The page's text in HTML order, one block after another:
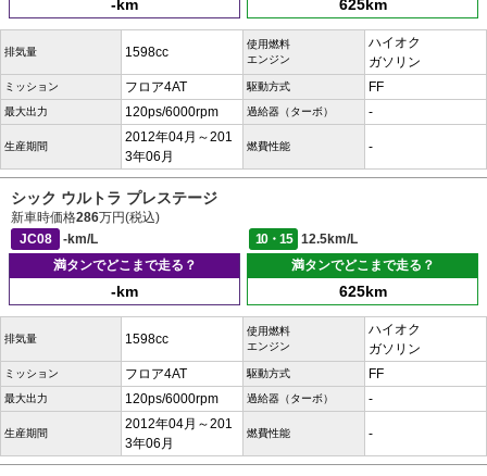
-km 625km
排気量 1598cc
使用燃料
エンジン
ハイオク
ガソリン
ミッション フロア4AT 駆動方式 FF
最大出力 120ps/6000rpm 過給器（ターボ） -
生産期間
2012年04月～201
3年06月
燃費性能 -
シック ウルトラ プレステージ
新車時価格286万円(税込)
JC08
-km/L 10・15
12.5km/L
満タンでどこまで走る？
-km
満タンでどこまで走る？
625km
排気量 1598cc
使用燃料
エンジン
ハイオク
ガソリン
ミッション フロア4AT 駆動方式 FF
最大出力 120ps/6000rpm 過給器（ターボ） -
生産期間
2012年04月～201
3年06月
燃費性能 -